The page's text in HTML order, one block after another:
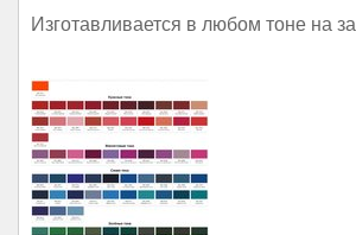
Изготавливается в любом тоне на